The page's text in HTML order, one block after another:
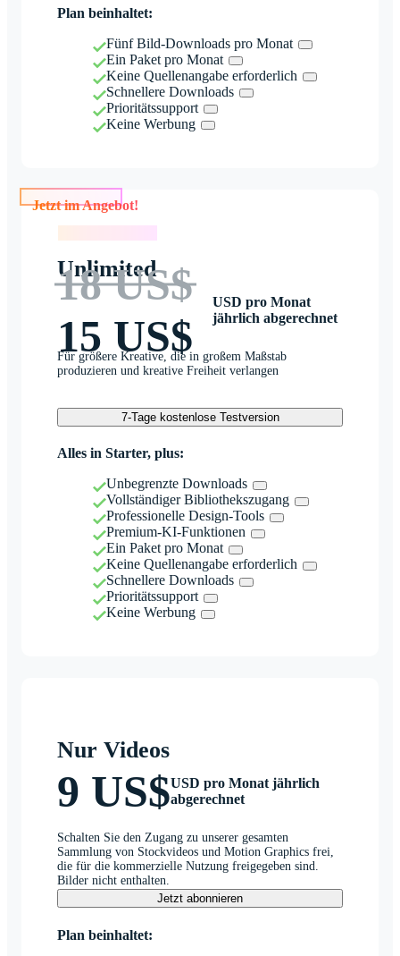
Plan beinhaltet:
Fünf Bild-Downloads pro Monat
Ein Paket pro Monat
Keine Quellenangabe erforderlich
Schnellere Downloads
Prioritätssupport
Keine Werbung
Jetzt im Angebot!
Unlimited
18 US$
15 US$
USD pro Monat
jährlich abgerechnet
Für größere Kreative, die in großem Maßstab
produzieren und kreative Freiheit verlangen
7-Tage kostenlose Testversion
Alles in Starter, plus:
Unbegrenzte Downloads
Vollständiger Bibliothekszugang
Professionelle Design-Tools
Premium-KI-Funktionen
Ein Paket pro Monat
Keine Quellenangabe erforderlich
Schnellere Downloads
Prioritätssupport
Keine Werbung
Nur Videos
9 US$USD pro Monat jährlich
abgerechnet
Schalten Sie den Zugang zu unserer gesamten
Sammlung von Stockvideos und Motion Graphics frei,
die für die kommerzielle Nutzung freigegeben sind.
Bilder nicht enthalten.
Jetzt abonnieren
Plan beinhaltet: